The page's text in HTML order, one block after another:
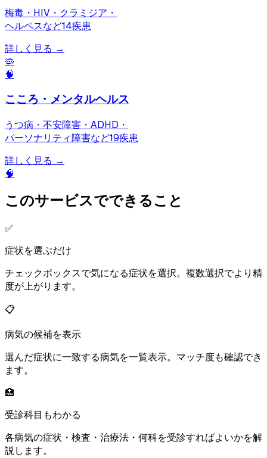
梅毒・HIV・クラミジア・
ヘルペスなど14疾患
詳しく見る →
🦠
🧠
こころ・メンタルヘルス
うつ病・不安障害・ADHD・
パーソナリティ障害など19疾患
詳しく見る →
🧠
このサービスでできること
✅
症状を選ぶだけ
チェックボックスで気になる症状を選択。複数選択でより精
度が上がります。
📋
病気の候補を表示
選んだ症状に一致する病気を一覧表示。マッチ度も確認でき
ます。
🏥
受診科目もわかる
各病気の症状・検査・治療法・何科を受診すればよいかを解
説します。